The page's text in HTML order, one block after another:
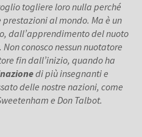
togliere loro nulla perché
al mondo. Ma è un
dall’apprendimento del nuoto
Non conosco nessun nuotatore
fin dall’inizio, quando ha
di più insegnanti e
delle nostre nazioni, come
e Don Talbot.